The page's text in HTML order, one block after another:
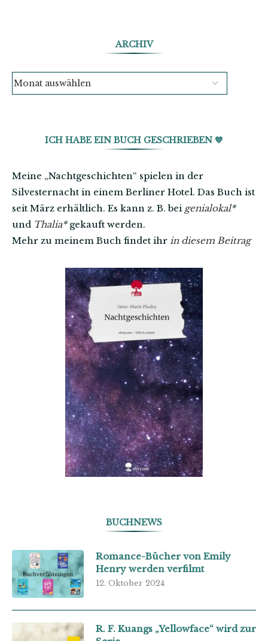
ARCHIV
ICH HABE EIN BUCH GESCHRIEBEN 💙
Meine „Nachtgeschichten“ spielen in der
Silvesternacht in einem Berliner Hotel. Das Buch ist
seit März erhältlich. Es kann z. B. bei genialokal*
und Thalia*gekauft werden.
Mehr zu meinem Buch findet ihr in diesem Beitrag
BUCHNEWS
Romance-Bücher von Emily
Henry werden verfilmt
12. Oktober 2024
R. F. Kuangs „Yellowface“ wird zur